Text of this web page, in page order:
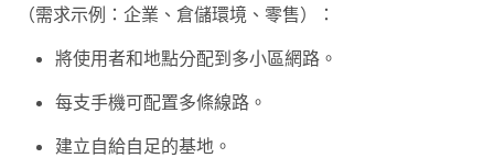
（需求示例：企業、倉儲環境、零售）：
將使用者和地點分配到多小區網路。
每支手機可配置多條線路。
建立自給自足的基地。